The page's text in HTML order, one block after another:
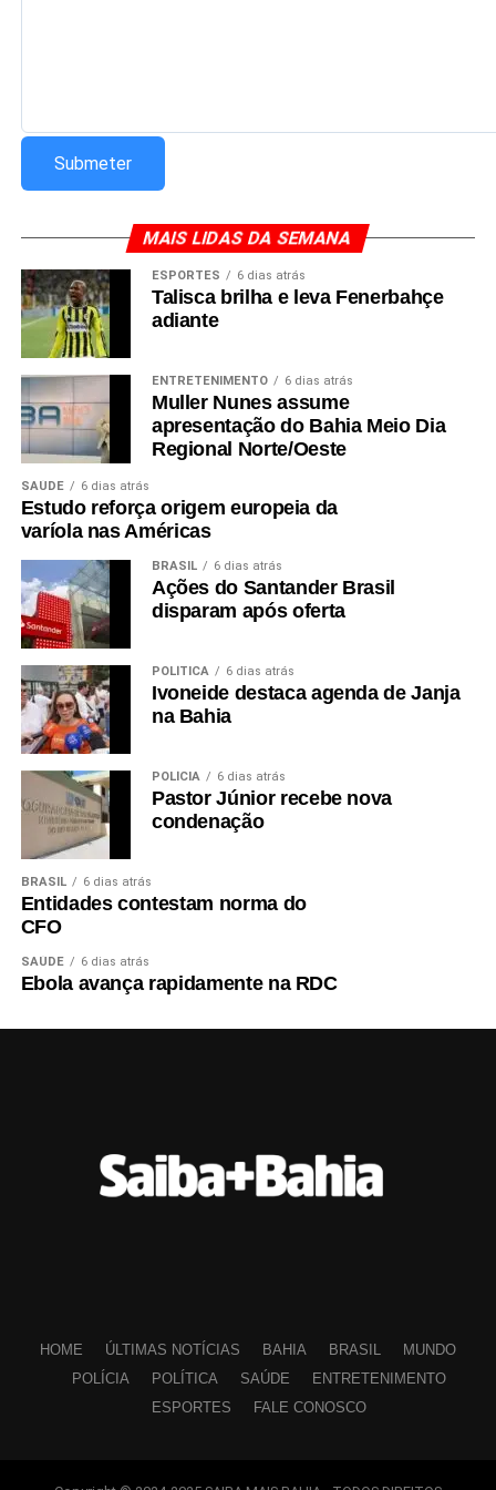
MAIS LIDAS DA SEMANA
ESPORTES 6 dias atrás
Talisca brilha e leva Fenerbahçe
adiante
ENTRETENIMENTO 6 dias atrás
Muller Nunes assume
apresentação do Bahia Meio Dia
Regional Norte/Oeste
SAÚDE 6 dias atrás
Estudo reforça origem europeia da
varíola nas Américas
BRASIL 6 dias atrás
Ações do Santander Brasil
disparam após oferta
POLÍTICA 6 dias atrás
Ivoneide destaca agenda de Janja
na Bahia
POLÍCIA 6 dias atrás
Pastor Júnior recebe nova
condenação
BRASIL 6 dias atrás
Entidades contestam norma do
CFO
SAÚDE 6 dias atrás
Ebola avança rapidamente na RDC
HOME ÚLTIMAS NOTÍCIAS BAHIA BRASIL
MUNDO
POLÍCIA
POLÍTICA SAÚDE
ENTRETENIMENTO
ESPORTES
FALE CONOSCO